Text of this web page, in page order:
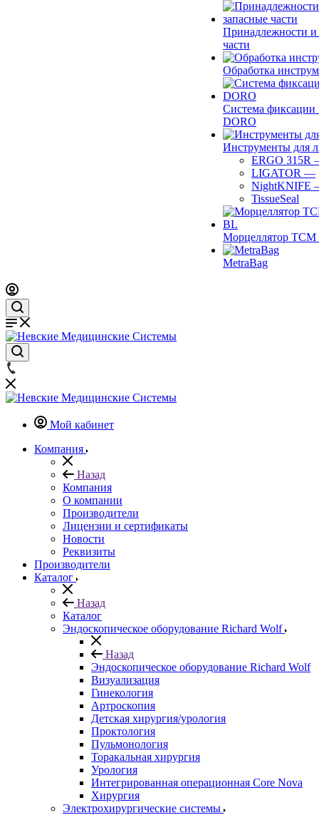
Принадлежности и
части
Обработка
Система фиксации
DORO
Инструменты для
ERGO 315R
LIGATOR —
NightKNIFE
TissueSeal
Морцеллятор ТСМ
MetraBag
Мой кабинет
Компания
Назад
Компания
О компании
Производители
Лицензии и сертификаты
Новости
Реквизиты
Производители
Каталог
Назад
Каталог
Эндоскопическое оборудование Richard Wolf
Назад
Эндоскопическое оборудование Richard Wolf
Визуализация
Гинекология
Артроскопия
Детская хирургия/урология
Проктология
Пульмонология
Торакальная хирургия
Урология
Интегрированная операционная Core Nova
Хирургия
Электрохирургические системы